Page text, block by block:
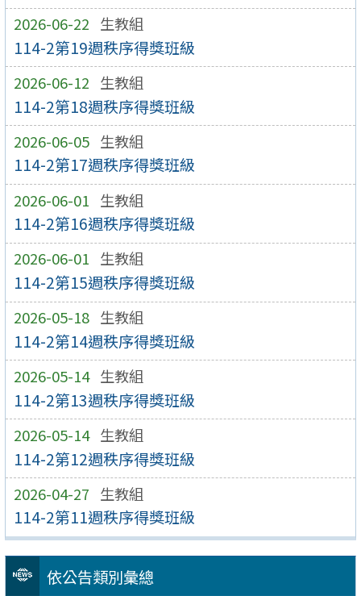
2026-06-22 生教組
114-2第19週秩序得獎班級
2026-06-12 生教組
114-2第18週秩序得獎班級
2026-06-05 生教組
114-2第17週秩序得獎班級
2026-06-01 生教組
114-2第16週秩序得獎班級
2026-06-01 生教組
114-2第15週秩序得獎班級
2026-05-18 生教組
114-2第14週秩序得獎班級
2026-05-14 生教組
114-2第13週秩序得獎班級
2026-05-14 生教組
114-2第12週秩序得獎班級
2026-04-27 生教組
114-2第11週秩序得獎班級
依公告類別彙總